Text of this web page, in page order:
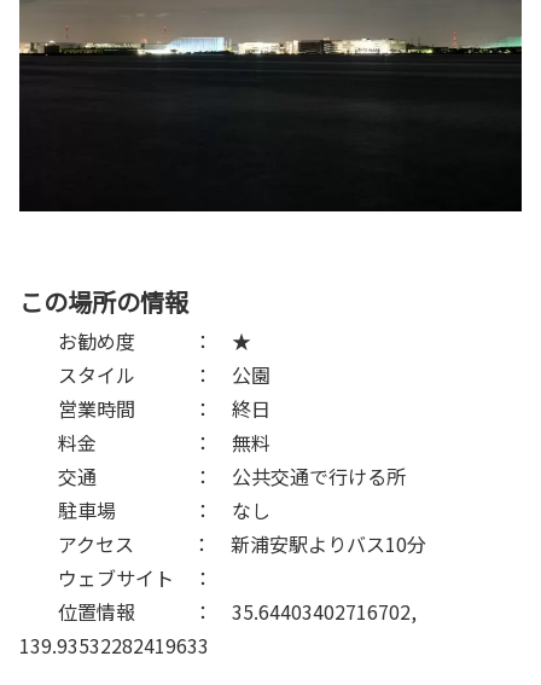
この場所の情報
お勧め度 ： ★
スタイル ： 公園
営業時間 ： 終日
料金 ： 無料
交通 ： 公共交通で行ける所
駐車場 ： なし
アクセス ： 新浦安駅よりバス10分
ウェブサイト ：
位置情報 ： 35.64403402716702,
139.93532282419633